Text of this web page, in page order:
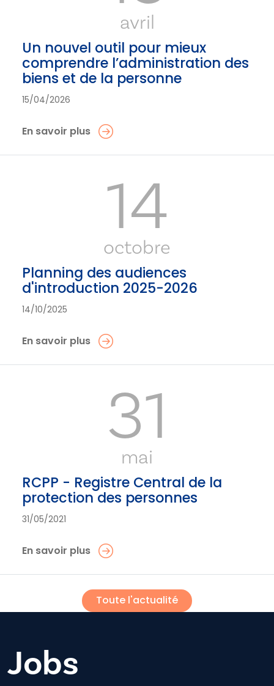
avril
Un nouvel outil pour mieux
comprendre l’administration des
biens et de la personne
15/04/2026
En savoir plus
14
octobre
Planning des audiences
d'introduction 2025-2026
14/10/2025
En savoir plus
31
mai
RCPP - Registre Central de la
protection des personnes
31/05/2021
En savoir plus
Toute l'actualité
Jobs